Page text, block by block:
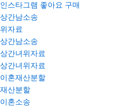
인스타그램 좋아요 구매
상간남소송
위자료
상간남소송
상간녀위자료
상간녀위자료
이혼재산분할
재산분할
이혼소송